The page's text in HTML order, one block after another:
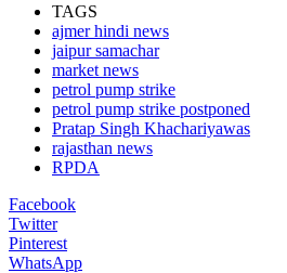
TAGS
ajmer hindi news
jaipur samachar
market news
petrol pump strike
petrol pump strike postponed
Pratap Singh Khachariyawas
rajasthan news
RPDA
Facebook
Twitter
Pinterest
WhatsApp